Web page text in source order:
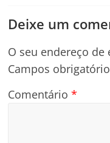
Deixe um
O seu endereço
Campos
Comentário*